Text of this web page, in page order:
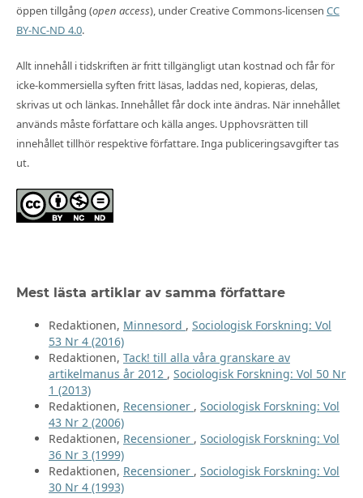
öppen tillgång (open access), under Creative Commons-licensen CC
BY-NC-ND 4.0.
Allt innehåll i tidskriften är fritt tillgängligt utan kostnad och får för
icke-kommersiella syften fritt läsas, laddas ned, kopieras, delas,
skrivas ut och länkas. Innehållet får dock inte ändras. När innehållet
används måste författare och källa anges. Upphovsrätten till
innehållet tillhör respektive författare. Inga publiceringsavgifter tas
ut.
Mest lästa artiklar av samma författare
Redaktionen, Minnesord , Sociologisk Forskning: Vol
53 Nr 4 (2016)
Redaktionen, Tack! till alla våra granskare av
artikelmanus år 2012 , Sociologisk Forskning: Vol 50 Nr
1 (2013)
Redaktionen, Recensioner , Sociologisk Forskning: Vol
43 Nr 2 (2006)
Redaktionen, Recensioner , Sociologisk Forskning: Vol
36 Nr 3 (1999)
Redaktionen, Recensioner , Sociologisk Forskning: Vol
30 Nr 4 (1993)